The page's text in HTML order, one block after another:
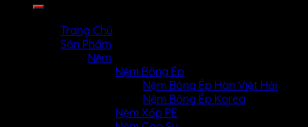
Trang Chủ
Sản Phẩm
Nệm
Nệm Bông Ép
Nệm Bông Ép Hàn Việt Hải
Nệm Bông Ép Korea
Nệm Xốp PE